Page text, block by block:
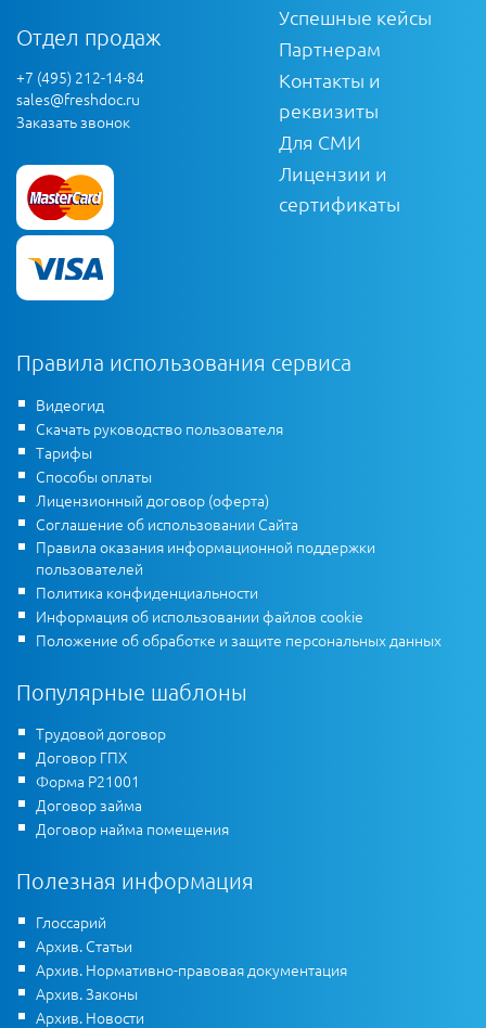
Отдел продаж
+7 (495) 212-14-84
sales@freshdoc.ru
Заказать звонок
Успешные кейсы
Партнерам
Контакты и
реквизиты
Для СМИ
Лицензии и
сертификаты
Правила использования сервиса
Видеогид
Скачать руководство пользователя
Тарифы
Способы оплаты
Лицензионный договор (оферта)
Соглашение об использовании Сайта
Правила оказания информационной поддержки
пользователей
Политика конфиденциальности
Информация об использовании файлов cookie
Положение об обработке и защите персональных данных
Популярные шаблоны
Трудовой договор
Договор ГПХ
Форма Р21001
Договор займа
Договор найма помещения
Полезная информация
Глоссарий
Архив. Статьи
Архив. Нормативно-правовая документация
Архив. Законы
Архив. Новости